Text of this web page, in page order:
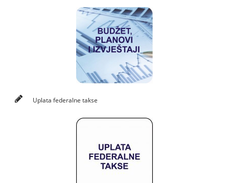
Uplata federalne takse